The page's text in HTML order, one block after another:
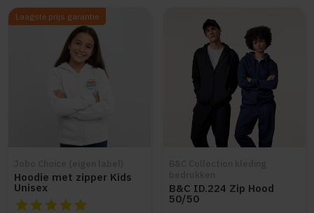
Laagste prijs garantie
Hoodie met zipper Kids
Unisex
De beoordeling van dit product is5van de 5
B&C ID.224 Zip Hood
50/50